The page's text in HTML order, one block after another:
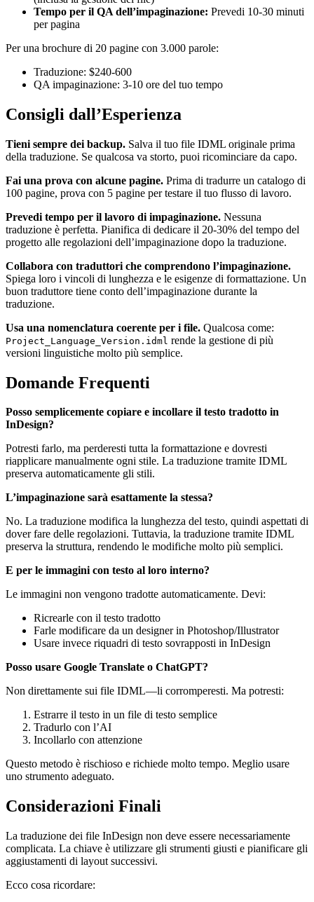
Tempo per il QA dell’impaginazione: Prevedi 10-30 minuti
per pagina
Per una brochure di 20 pagine con 3.000 parole:
Traduzione: $240-600
QA impaginazione: 3-10 ore del tuo tempo
Consigli dall’Esperienza
Tieni sempre dei backup. Salva il tuo file IDML originale prima
della traduzione. Se qualcosa va storto, puoi ricominciare da capo.
Fai una prova con alcune pagine. Prima di tradurre un catalogo di
100 pagine, prova con 5 pagine per testare il tuo flusso di lavoro.
Prevedi tempo per il lavoro di impaginazione. Nessuna
traduzione è perfetta. Pianifica di dedicare il 20-30% del tempo del
progetto alle regolazioni dell’impaginazione dopo la traduzione.
Collabora con traduttori che comprendono l’impaginazione.
Spiega loro i vincoli di lunghezza e le esigenze di formattazione. Un
buon traduttore tiene conto dell’impaginazione durante la
traduzione.
Usa una nomenclatura coerente per i file. Qualcosa come:
Project_Language_Version.idml rende la gestione di più
versioni linguistiche molto più semplice.
Domande Frequenti
Posso semplicemente copiare e incollare il testo tradotto in
InDesign?
Potresti farlo, ma perderesti tutta la formattazione e dovresti
riapplicare manualmente ogni stile. La traduzione tramite IDML
preserva automaticamente gli stili.
L’impaginazione sarà esattamente la stessa?
No. La traduzione modifica la lunghezza del testo, quindi aspettati di
dover fare delle regolazioni. Tuttavia, la traduzione tramite IDML
preserva la struttura, rendendo le modifiche molto più semplici.
E per le immagini con testo al loro interno?
Le immagini non vengono tradotte automaticamente. Devi:
Ricrearle con il testo tradotto
Farle modificare da un designer in Photoshop/Illustrator
Usare invece riquadri di testo sovrapposti in InDesign
Posso usare Google Translate o ChatGPT?
Non direttamente sui file IDML—li corromperesti. Ma potresti:
Estrarre il testo in un file di testo semplice
Tradurlo con l’AI
Incollarlo con attenzione
Questo metodo è rischioso e richiede molto tempo. Meglio usare
uno strumento adeguato.
Considerazioni Finali
La traduzione dei file InDesign non deve essere necessariamente
complicata. La chiave è utilizzare gli strumenti giusti e pianificare gli
aggiustamenti di layout successivi.
Ecco cosa ricordare: